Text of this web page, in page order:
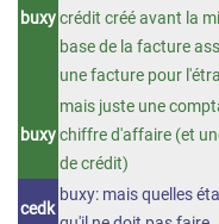
buxycrédit créé avant la
base de la facture
une facture pour
buxy
mais juste une
chiffre d'affaire (et
de crédit)
cedk
buxy: mais quelles